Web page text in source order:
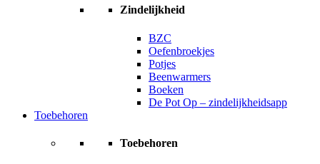
Zindelijkheid
BZC
Oefenbroekjes
Potjes
Beenwarmers
Boeken
De Pot Op – zindelijkheidsapp
Toebehoren
Toebehoren